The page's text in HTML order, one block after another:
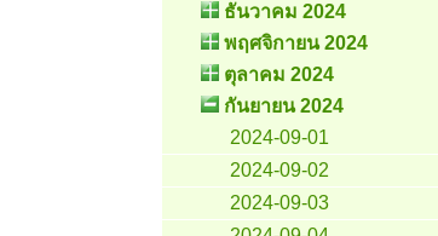
ธันวาคม 2024
พฤศจิกายน 2024
ตุลาคม 2024
กันยายน 2024
2024-09-01
2024-09-02
2024-09-03